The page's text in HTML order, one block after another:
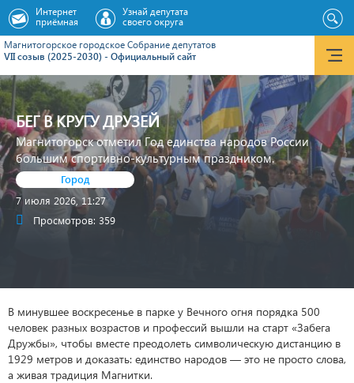
Магнитогорское городское Cобрание депутатов
VII созыв (2025-2030) - Официальный сайт
Интернет
приёмная
Узнай депутата
своего округа
БЕГ В КРУГУ ДРУЗЕЙ
Магнитогорск отметил Год единства народов России
большим спортивно-культурным праздником.
Город
7 июля 2026, 11:27
Просмотров: 359
В минувшее воскресенье в парке у Вечного огня порядка 500
человек разных возрастов и профессий вышли на старт «Забега
Дружбы», чтобы вместе преодолеть символическую дистанцию в
1929 метров и доказать: единство народов — это не просто слова,
а живая традиция Магнитки.